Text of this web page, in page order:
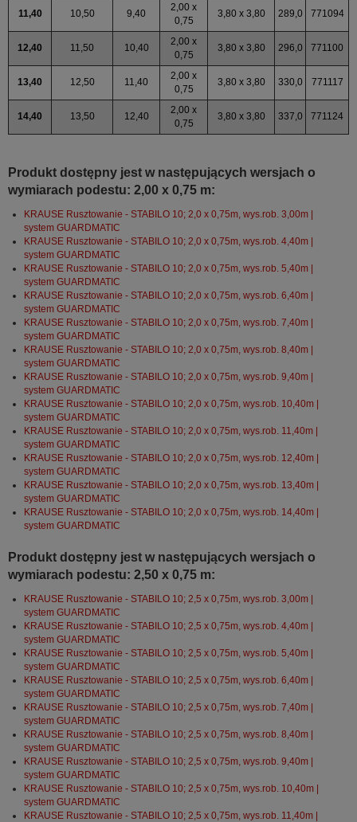
11,40 10,50 9,40
2,00 x
0,75
3,80 x 3,80 289,0 771094
12,40 11,50 10,40
2,00 x
0,75
3,80 x 3,80 296,0 771100
13,40 12,50 11,40
2,00 x
0,75
3,80 x 3,80 330,0 771117
14,40 13,50 12,40
2,00 x
0,75
3,80 x 3,80 337,0 771124
Produkt dostępny jest w następujących wersjach o
wymiarach podestu: 2,00 x 0,75 m:
KRAUSE Rusztowanie - STABILO 10; 2,0 x 0,75m, wys.rob. 3,00m |
system GUARDMATIC
KRAUSE Rusztowanie - STABILO 10; 2,0 x 0,75m, wys.rob. 4,40m |
system GUARDMATIC
KRAUSE Rusztowanie - STABILO 10; 2,0 x 0,75m, wys.rob. 5,40m |
system GUARDMATIC
KRAUSE Rusztowanie - STABILO 10; 2,0 x 0,75m, wys.rob. 6,40m |
system GUARDMATIC
KRAUSE Rusztowanie - STABILO 10; 2,0 x 0,75m, wys.rob. 7,40m |
system GUARDMATIC
KRAUSE Rusztowanie - STABILO 10; 2,0 x 0,75m, wys.rob. 8,40m |
system GUARDMATIC
KRAUSE Rusztowanie - STABILO 10; 2,0 x 0,75m, wys.rob. 9,40m |
system GUARDMATIC
KRAUSE Rusztowanie - STABILO 10; 2,0 x 0,75m, wys.rob. 10,40m |
system GUARDMATIC
KRAUSE Rusztowanie - STABILO 10; 2,0 x 0,75m, wys.rob. 11,40m |
system GUARDMATIC
KRAUSE Rusztowanie - STABILO 10; 2,0 x 0,75m, wys.rob. 12,40m |
system GUARDMATIC
KRAUSE Rusztowanie - STABILO 10; 2,0 x 0,75m, wys.rob. 13,40m |
system GUARDMATIC
KRAUSE Rusztowanie - STABILO 10; 2,0 x 0,75m, wys.rob. 14,40m |
system GUARDMATIC
Produkt dostępny jest w następujących wersjach o
wymiarach podestu: 2,50 x 0,75 m:
KRAUSE Rusztowanie - STABILO 10; 2,5 x 0,75m, wys.rob. 3,00m |
system GUARDMATIC
KRAUSE Rusztowanie - STABILO 10; 2,5 x 0,75m, wys.rob. 4,40m |
system GUARDMATIC
KRAUSE Rusztowanie - STABILO 10; 2,5 x 0,75m, wys.rob. 5,40m |
system GUARDMATIC
KRAUSE Rusztowanie - STABILO 10; 2,5 x 0,75m, wys.rob. 6,40m |
system GUARDMATIC
KRAUSE Rusztowanie - STABILO 10; 2,5 x 0,75m, wys.rob. 7,40m |
system GUARDMATIC
KRAUSE Rusztowanie - STABILO 10; 2,5 x 0,75m, wys.rob. 8,40m |
system GUARDMATIC
KRAUSE Rusztowanie - STABILO 10; 2,5 x 0,75m, wys.rob. 9,40m |
system GUARDMATIC
KRAUSE Rusztowanie - STABILO 10; 2,5 x 0,75m, wys.rob. 10,40m |
system GUARDMATIC
KRAUSE Rusztowanie - STABILO 10; 2,5 x 0,75m, wys.rob. 11,40m |